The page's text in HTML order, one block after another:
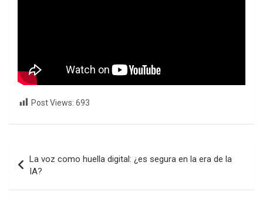
Post Views: 693
de
entradas
La voz como huella digital: ¿es segura en la era de la
IA?